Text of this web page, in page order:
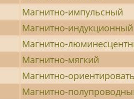
Магнитно-импульсный
Магнитно-индукционный
Магнитно-
Магнитно-мягкий
Магнитно-ориентировать
Магнитно-